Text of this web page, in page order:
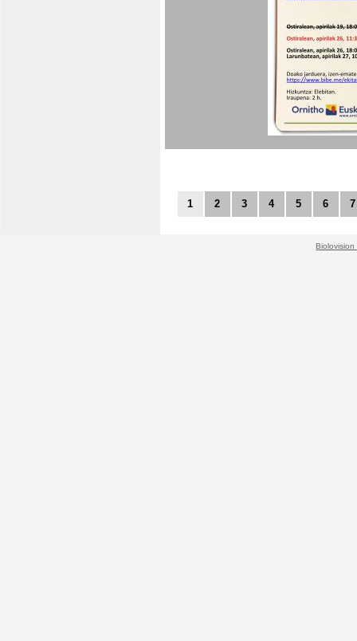
1 2 3 4 5 6 7
Biolovision